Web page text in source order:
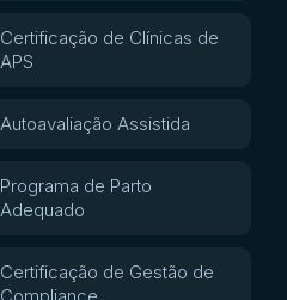
Certificação de Clínicas de
APS
Autoavaliação Assistida
Programa de Parto
Adequado
Certificação de Gestão de
Compliance